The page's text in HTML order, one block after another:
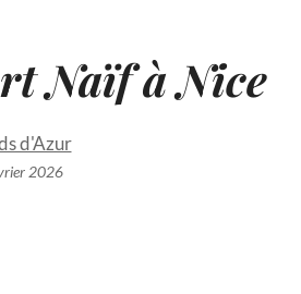
Naïf à Nice
d'Azur
2026